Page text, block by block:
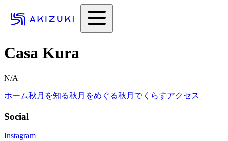
Casa Kura
N/A
ホーム秋月を知る秋月をめぐる秋月でくらすアクセス
Social
Instagram